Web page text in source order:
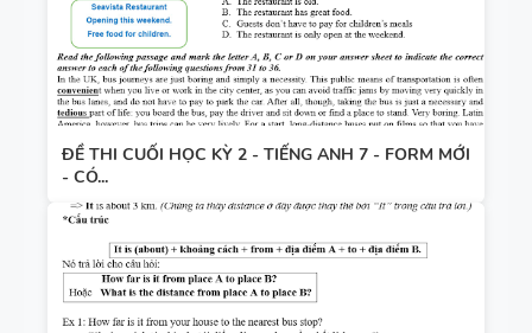
ĐỀ THI CUỐI HỌC KỲ 2 - TIẾNG ANH 7 - FORM MỚI
- CÓ...